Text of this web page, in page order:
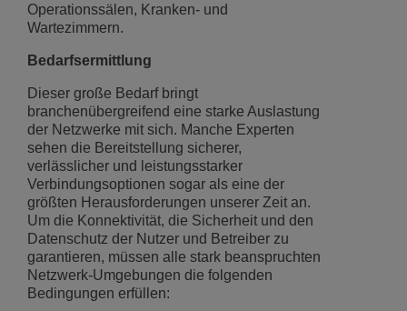
Operationssälen, Kranken- und
Wartezimmern.
Bedarfsermittlung
Dieser große Bedarf bringt
branchenübergreifend eine starke Auslastung
der Netzwerke mit sich. Manche Experten
sehen die Bereitstellung sicherer,
verlässlicher und leistungsstarker
Verbindungsoptionen sogar als eine der
größten Herausforderungen unserer Zeit an.
Um die Konnektivität, die Sicherheit und den
Datenschutz der Nutzer und Betreiber zu
garantieren, müssen alle stark beanspruchten
Netzwerk-Umgebungen die folgenden
Bedingungen erfüllen: